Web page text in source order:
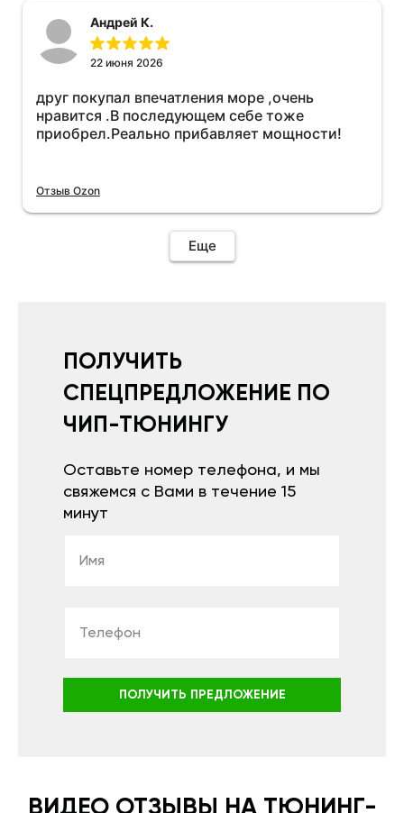
всё установилось по работе устройства
дополню позже ещё не проехал 120
км.Дополняю после пробега 120 км
более энергичный расход не
увеличился.Всем рекомендую к покупке.
Андрей К.
22 июня 2026
друг покупал впечатления море ,очень
нравится .В последующем себе тоже
приобрел.Реально прибавляет мощности!
Отзыв Ozon
Еще
ПОЛУЧИТЬ
СПЕЦПРЕДЛОЖЕНИЕ ПО
ЧИП-ТЮНИНГУ
Оставьте номер телефона, и мы
свяжемся с Вами в течение 15
минут
ПОЛУЧИТЬ ПРЕДЛОЖЕНИЕ